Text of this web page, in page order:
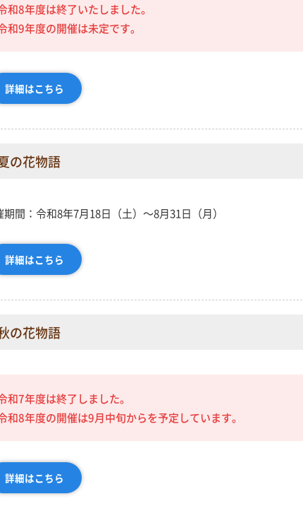
和8年度は終了いたしました。
和9年度の開催は未定です。
詳細はこちら
の花物語
期間：令和8年7月18日（土）～8月31日（月）
詳細はこちら
の花物語
和7年度は終了しました。
和8年度の開催は9月中旬からを予定しています。
詳細はこちら